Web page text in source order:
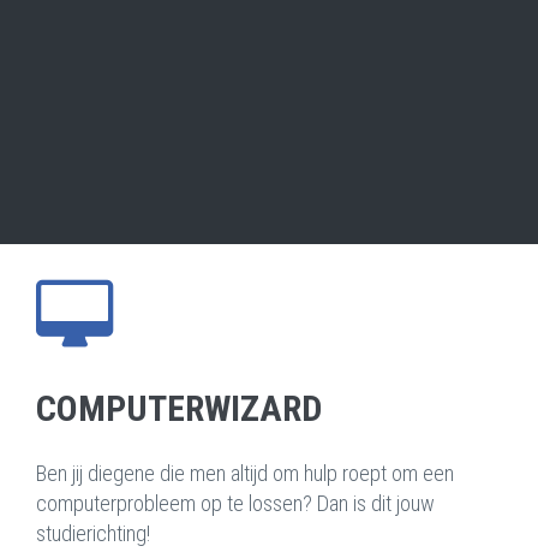
COMPUTERWIZARD
Ben jij diegene die men altijd om hulp roept om een
computerprobleem op te lossen? Dan is dit jouw
studierichting!